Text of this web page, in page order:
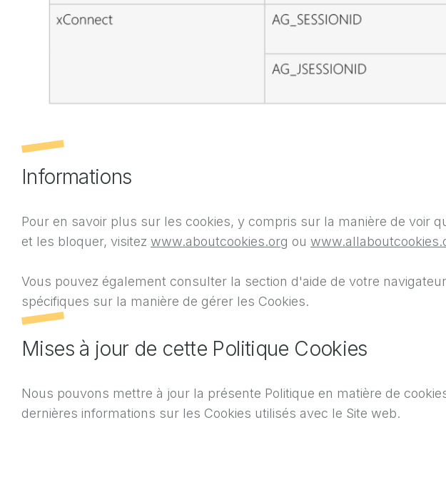
Informations
Pour en savoir plus sur les cookies, y compris sur la manière de voir
et les bloquer, visitez www.aboutcookies.org ou
Vous pouvez également consulter la section d'aide de votre
spécifiques sur la manière de gérer les Cookies.
Mises à jour de cette Politique Cookies
Nous pouvons mettre à jour la présente Politique en matière de
dernières informations sur les Cookies utilisés avec le Site web.